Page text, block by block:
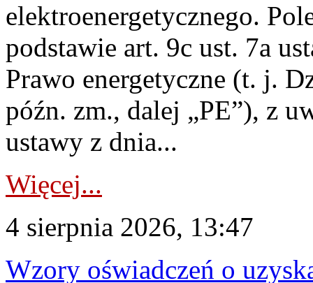
elektroenergetycznego.
podstawie art. 9c ust. 7a
Prawo energetyczne (t. j.
późn. zm., dalej „PE”), z
ustawy z dnia...
Więcej...
4 sierpnia 2026, 13:47
Wzory oświadczeń o